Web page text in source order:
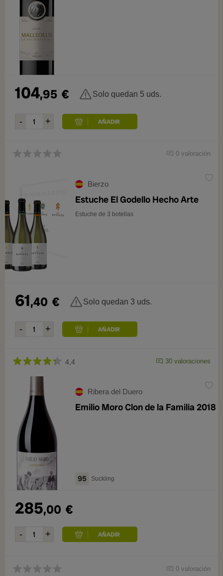
104,95 € Solo quedan 5 uds.
0 valoración
Bierzo
Estuche El Godello Hecho Arte
Estuche de 3 botellas
61,40 € Solo quedan 3 uds.
4,4 30 valoraciones
Ribera del Duero
Emilio Moro Clon de la Familia 2018
95 Suckling
285,00 €
0 valoración